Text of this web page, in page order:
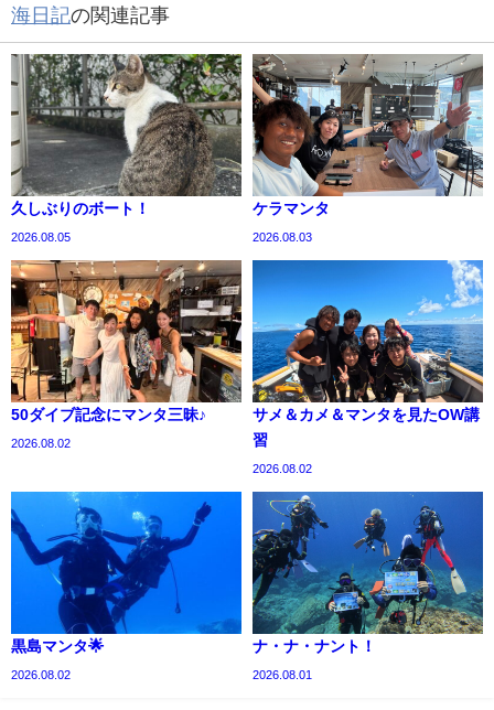
海日記の関連記事
久しぶりのボート！
2026.08.05
ケラマンタ
2026.08.03
50ダイブ記念にマンタ三昧♪
2026.08.02
サメ＆カメ＆マンタを見たOW講
習
2026.08.02
黒島マンタ🌟
2026.08.02
ナ・ナ・ナント！
2026.08.01